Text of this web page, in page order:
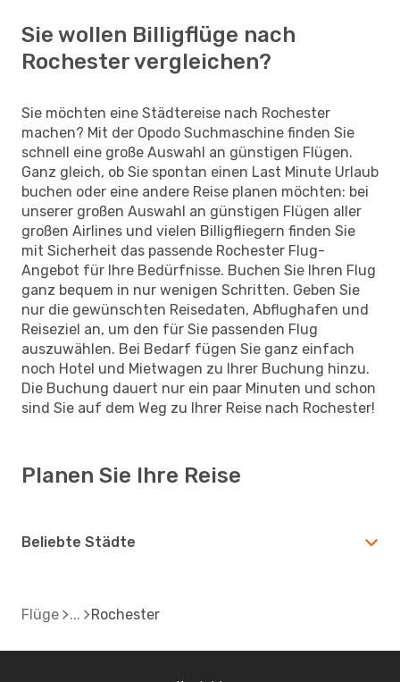
Sie wollen Billigflüge nach
Rochester vergleichen?
Sie möchten eine Städtereise nach Rochester
machen? Mit der Opodo Suchmaschine finden Sie
schnell eine große Auswahl an günstigen Flügen.
Ganz gleich, ob Sie spontan einen Last Minute Urlaub
buchen oder eine andere Reise planen möchten: bei
unserer großen Auswahl an günstigen Flügen aller
großen Airlines und vielen Billigfliegern finden Sie
mit Sicherheit das passende Rochester Flug-
Angebot für Ihre Bedürfnisse. Buchen Sie Ihren Flug
ganz bequem in nur wenigen Schritten. Geben Sie
nur die gewünschten Reisedaten, Abflughafen und
Reiseziel an, um den für Sie passenden Flug
auszuwählen. Bei Bedarf fügen Sie ganz einfach
noch Hotel und Mietwagen zu Ihrer Buchung hinzu.
Die Buchung dauert nur ein paar Minuten und schon
sind Sie auf dem Weg zu Ihrer Reise nach Rochester!
Planen Sie Ihre Reise
Beliebte Städte
Flüge Rochester